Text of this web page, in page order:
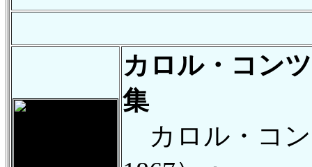
カロル・コン
集
カロル・コン